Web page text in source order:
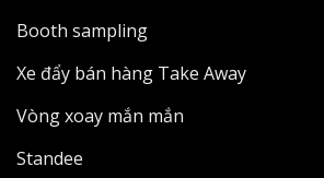
Booth sampling
Xe đẩy bán hàng Take Away
Vòng xoay mắn mắn
Standee